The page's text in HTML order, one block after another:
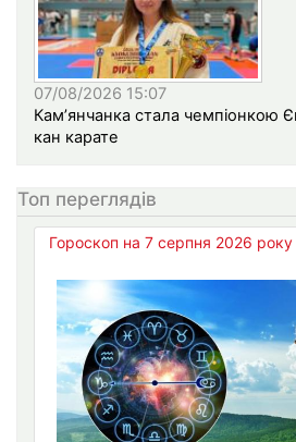
07/08/2026 15:07
Кам’янчанка стала чемпіонкою
кан карате
Топ переглядів
Гороскоп на 7 серпня 2026 року